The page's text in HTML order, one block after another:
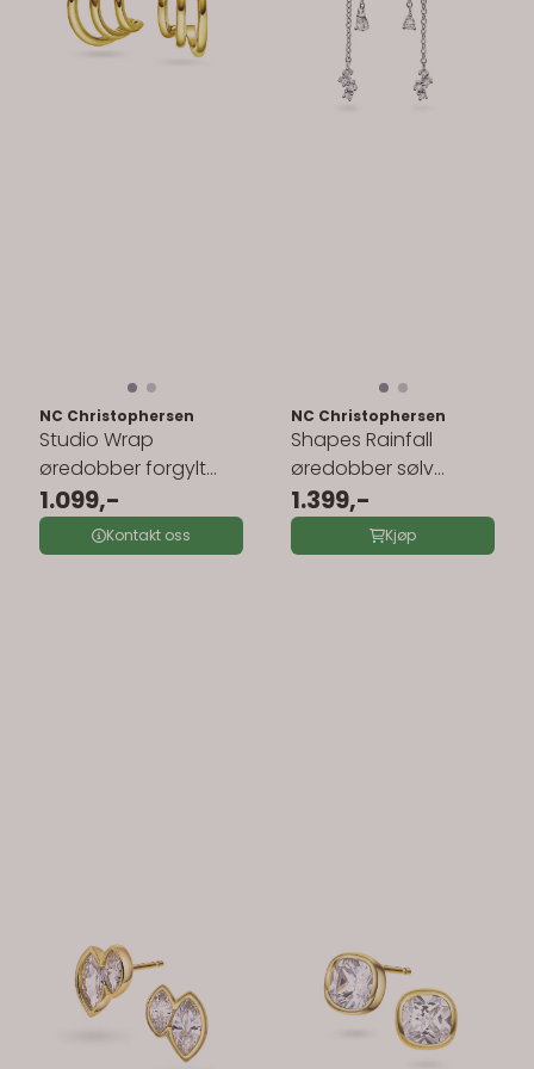
NC Christophersen
Studio Wrap
øredobber forgylt
sølv 221521
1.099,-
Kontakt oss
NC Christophersen
Shapes Rainfall
øredobber sølv
zirkonia 240445
1.399,-
Kjøp